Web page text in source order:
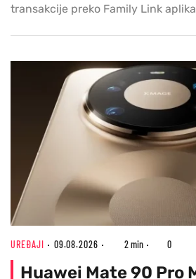
transakcije preko Family Link
UREĐAJI 09.08.2026 2 min 0
Huawei Mate 90 Pro